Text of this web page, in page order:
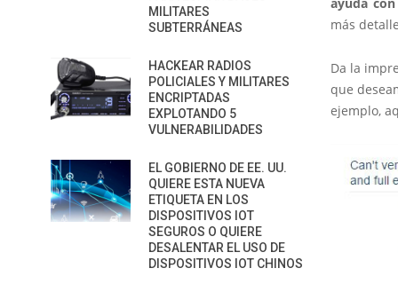
más
Da la
que
ejemplo,
MILITARES
SUBTERRÁNEAS
HACKEAR RADIOS
POLICIALES Y MILITARES
ENCRIPTADAS
EXPLOTANDO 5
VULNERABILIDADES
EL GOBIERNO DE EE. UU.
QUIERE ESTA NUEVA
ETIQUETA EN LOS
DISPOSITIVOS IOT
SEGUROS O QUIERE
DESALENTAR EL USO DE
DISPOSITIVOS IOT CHINOS